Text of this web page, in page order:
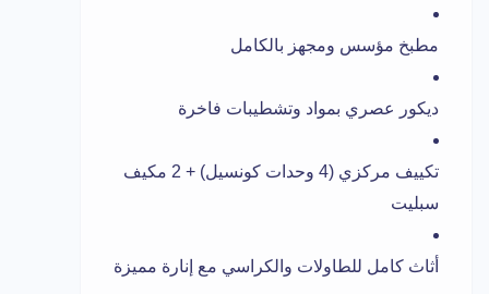
مطبخ مؤسس ومجهز بالكامل
ديكور عصري بمواد وتشطيبات فاخرة
تكييف مركزي (4 وحدات كونسيل) + 2 مكيف
سبليت
أثاث كامل للطاولات والكراسي مع إنارة مميزة